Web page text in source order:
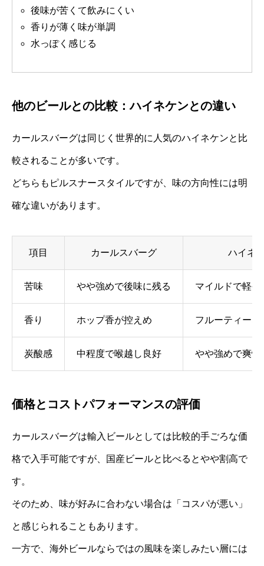
後味が苦くて飲みにくい
香りが薄く味が単調
水っぽく感じる
他のビールとの比較：ハイネケンとの違い
カールスバーグは同じく世界的に人気のハイネケンと比
較されることが多いです。
どちらもピルスナースタイルですが、味の方向性には明
確な違いがあります。
項目 カールスバーグ ハイネ
苦味 やや強めで後味に残る マイルドで軽や
香り ホップ香が控えめ フルーティーな
炭酸感 中程度で喉越し良好 やや強めで爽快
価格とコストパフォーマンスの評価
カールスバーグは輸入ビールとしては比較的手ごろな価
格で入手可能ですが、国産ビールと比べるとやや割高で
す。
そのため、味が好みに合わない場合は「コスパが悪い」
と感じられることもあります。
一方で、海外ビールならではの風味を楽しみたい層には